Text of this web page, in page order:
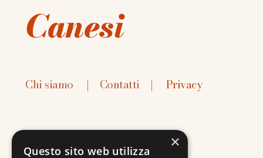
Canesi
Chi siamo | Contatti | Privacy
×
Questo sito web utilizza